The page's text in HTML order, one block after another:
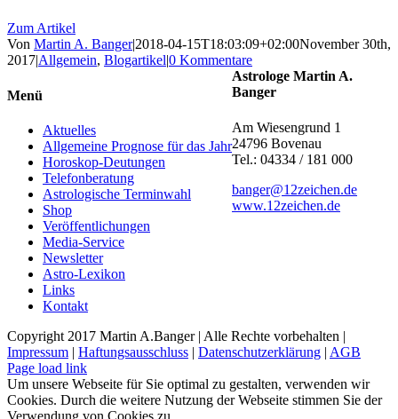
Zum Artikel
Von Martin A. Banger|2018-04-15T18:03:09+02:00November 30th,
2017|Allgemein, Blogartikel|0 Kommentare
Menü
Aktuelles
Allgemeine Prognose für das Jahr
Horoskop-Deutungen
Telefonberatung
Astrologische Terminwahl
Shop
Veröffentlichungen
Media-Service
Newsletter
Astro-Lexikon
Links
Kontakt
Astrologe Martin A.
Banger
Am Wiesengrund 1
24796 Bovenau
Tel.: 04334 / 181 000
banger@12zeichen.de
www.12zeichen.de
Copyright 2017 Martin A.Banger | Alle Rechte vorbehalten |
Impressum | Haftungsausschluss | Datenschutzerklärung | AGB
Page load link
Um unsere Webseite für Sie optimal zu gestalten, verwenden wir
Cookies. Durch die weitere Nutzung der Webseite stimmen Sie der
Verwendung von Cookies zu.